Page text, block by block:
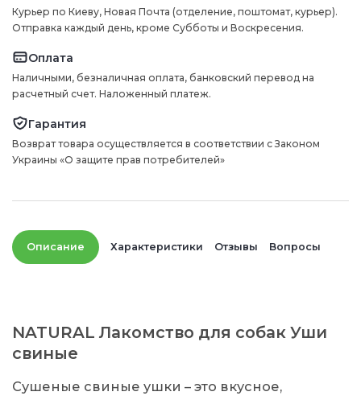
Курьер по Киеву, Новая Почта (отделение, поштомат, курьер).
Отправка каждый день, кроме Субботы и Воскресения.
Оплата
Наличными, безналичная оплата, банковский перевод на
расчетный счет. Наложенный платеж.
Гарантия
Возврат товара осуществляется в соответствии с Законом
Украины «О защите прав потребителей»
Описание Характеристики Отзывы Вопросы
NATURAL Лакомство для собак Уши
свиные
Сушеные свиные ушки – это вкусное,